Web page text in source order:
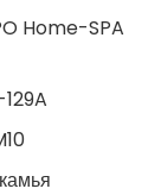
Home-SPA